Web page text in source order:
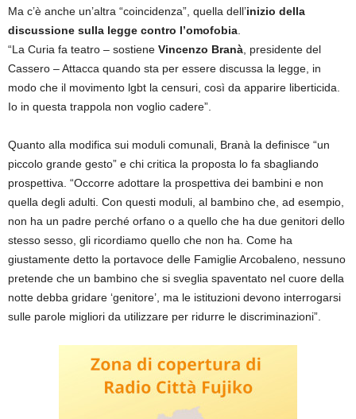
Ma c’è anche un’altra “coincidenza”, quella dell’inizio della
discussione sulla legge contro l’omofobia
“La Curia fa teatro – sostiene Vincenzo Branà , presidente del
Cassero – Attacca quando sta per essere discussa la legge, in
modo che il movimento lgbt la censuri, così da apparire liberticida.
Io in questa trappola non voglio cadere”.
Quanto alla modifica sui moduli comunali, Branà la definisce “un
piccolo grande gesto” e chi critica la proposta lo fa sbagliando
prospettiva. “Occorre adottare la prospettiva dei bambini e non
quella degli adulti. Con questi moduli, al bambino che, ad esempio,
non ha un padre perché orfano o a quello che ha due genitori dello
stesso sesso, gli ricordiamo quello che non ha. Come ha
giustamente detto la portavoce delle Famiglie Arcobaleno, nessuno
pretende che un bambino che si sveglia spaventato nel cuore della
notte debba gridare ‘genitore’, ma le istituzioni devono interrogarsi
sulle parole migliori da utilizzare per ridurre le discriminazioni”.